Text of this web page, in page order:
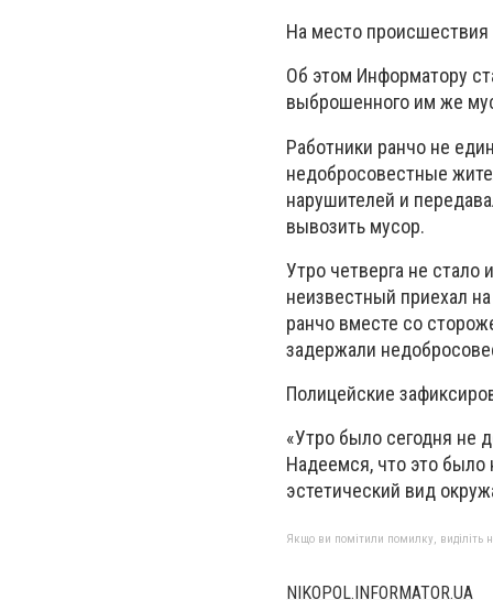
На место
Об этом Информатору
выброшенного им же
Работники ранчо не
недобросовестные
нарушителей и
вывозить мусор.
Утро четверга не
неизвестный приехал
ранчо вместе со
задержали
Полицейские
«Утро было сегодня не
Надеемся, что это было
эстетический вид
Якщо ви помітили помилку, виділіть
NIKOPOL.INFORMATOR.UA